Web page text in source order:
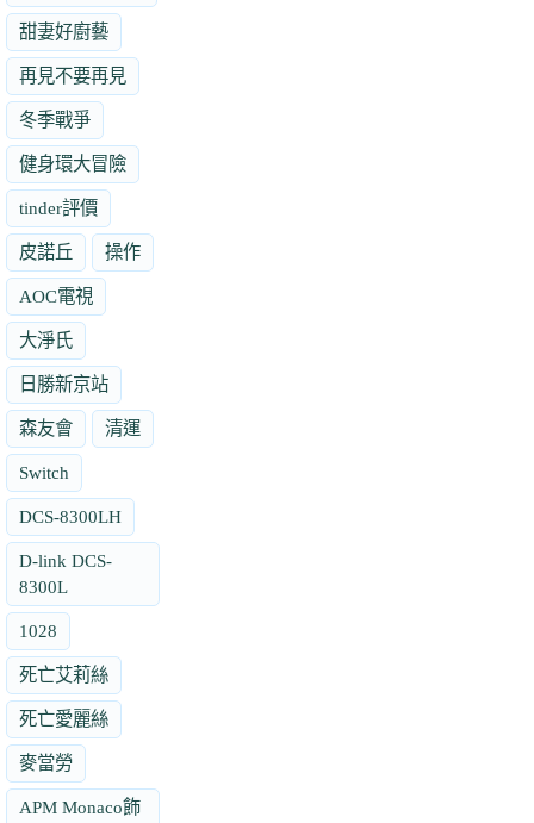
甜妻好廚藝
再見不要再見
冬季戰爭
健身環大冒險
tinder評價
皮諾丘 操作
AOC電視
大淨氏
日勝新京站
森友會 清運
Switch
DCS-8300LH
D-link DCS-
8300L
1028
死亡艾莉絲
死亡愛麗絲
麥當勞
APM Monaco飾